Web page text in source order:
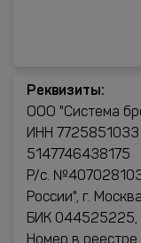
Реквизиты:
ООО "Система
ИНН
5147746438175
Р/с.
России", г. Москва
БИК